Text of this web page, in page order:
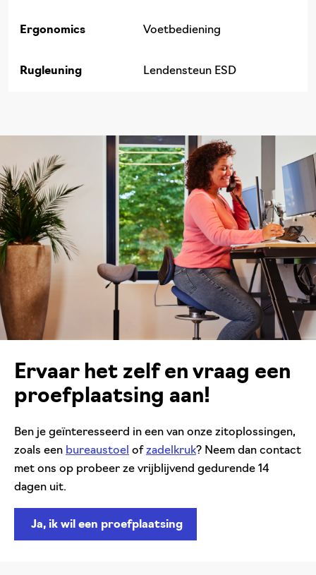
Ergonomics Voetbediening
Rugleuning Lendensteun ESD
Ervaar het zelf en vraag een
proefplaatsing aan!
Ben je geïnteresseerd in een van onze zitoplossingen,
zoals een bureaustoel of zadelkruk? Neem dan contact
met ons op probeer ze vrijblijvend gedurende 14
dagen uit.
Ja, ik wil een proefplaatsing